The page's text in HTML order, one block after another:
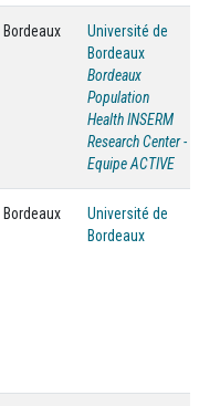
Bordeaux
Université de
Bordeaux
Bordeaux
Population
Health INSERM
Research Center -
Equipe ACTIVE
Bordeaux
Université de
Bordeaux